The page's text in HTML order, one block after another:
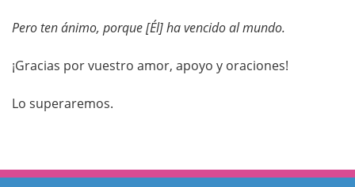
Pero ten ánimo, porque [Él] ha vencido al mundo.
¡Gracias por vuestro amor, apoyo y oraciones!
Lo superaremos.